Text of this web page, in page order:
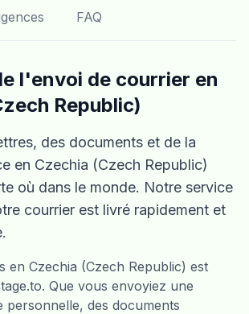
FAQ
l'envoi de courrier en
Republic)
des documents et de la
en Czechia (Czech Republic)
où dans le monde. Notre service
courrier est livré rapidement et
en Czechia (Czech Republic) est
Que vous envoyiez une
personnelle, des documents